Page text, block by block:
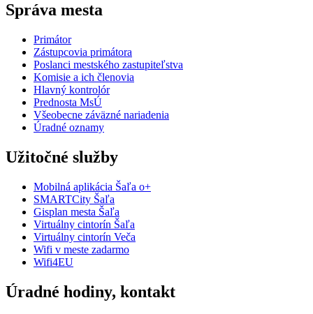
Správa mesta
Primátor
Zástupcovia primátora
Poslanci mestského zastupiteľstva
Komisie a ich členovia
Hlavný kontrolór
Prednosta MsÚ
Všeobecne záväzné nariadenia
Úradné oznamy
Užitočné služby
Mobilná aplikácia Šaľa o+
SMARTCity Šaľa
Gisplan mesta Šaľa
Virtuálny cintorín Šaľa
Virtuálny cintorín Veča
Wifi v meste zadarmo
Wifi4EU
Úradné hodiny, kontakt